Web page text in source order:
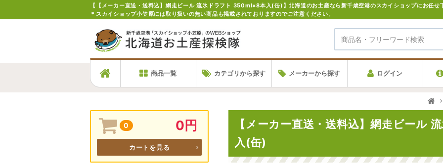
＊スカイショップ小笠原には取り扱いの無い商品も掲載されておりますのでご注意ください。
商品一覧 カテゴリから探す メーカーから探す ログイン
【メーカー直送・送料込】網走ビール
入(缶)
0 0円
カートを見る